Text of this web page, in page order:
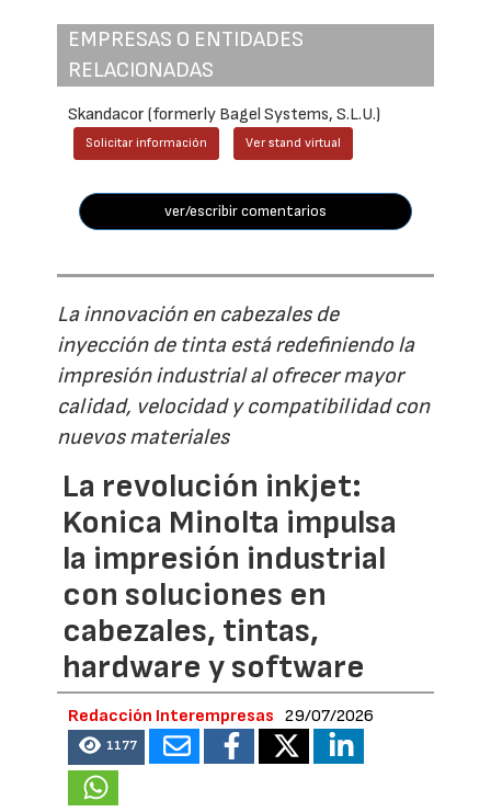
EMPRESAS O ENTIDADES
RELACIONADAS
Skandacor (formerly Bagel Systems, S.L.U.)
Solicitar información Ver stand virtual
ver/escribir comentarios
La innovación en cabezales de
inyección de tinta está redefiniendo la
impresión industrial al ofrecer mayor
calidad, velocidad y compatibilidad con
nuevos materiales
La revolución inkjet:
Konica Minolta impulsa
la impresión industrial
con soluciones en
cabezales, tintas,
hardware y software
Redacción Interempresas 29/07/2026
1177